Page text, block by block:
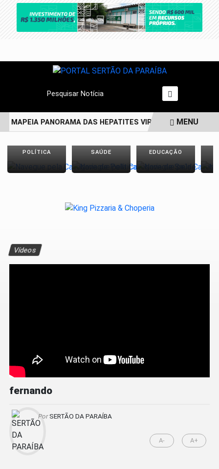
Pesquisar Notícia
MAPEIA PANORAMA DAS HEPATITES VIRAIS NO BRASIL NOS
MENU
POLÍTICA SAÚDE EDUCAÇÃO
Vídeos
fernando
PorSERTÃO DA PARAÍBA
A- A+